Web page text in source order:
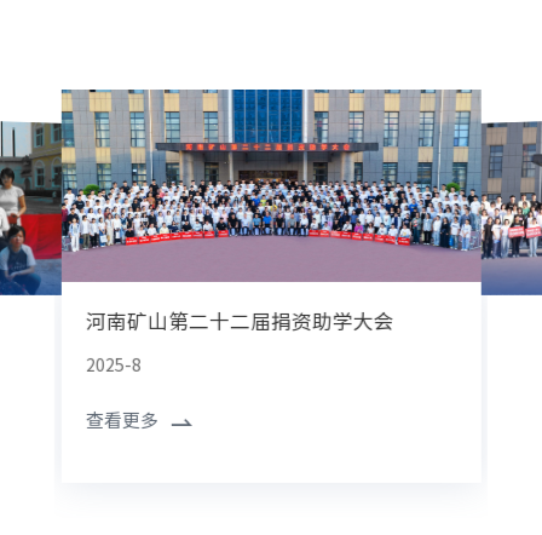
河南矿山第二十二届捐资助学大会
2025-8
查看更多